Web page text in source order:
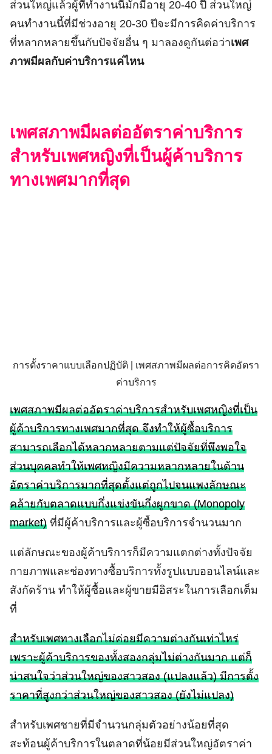
ส่วนใหญ่แล้วผู้ที่ทำงานนี้มักมีอายุ 20-40 ปี ส่วนใหญ่
คนทำงานนี้ที่มีช่วงอายุ 20-30 ปีจะมีการคิดค่าบริการ
ที่หลากหลายขึ้นกับปัจจัยอื่น ๆ มาลองดูกันต่อว่าเพศ
ภาพมีผลกับค่าบริการแค่ไหน
เพศสภาพมีผลต่ออัตราค่าบริการ
สำหรับเพศหญิงที่เป็นผู้ค้าบริการ
ทางเพศมากที่สุด
การตั้งราคาแบบเลือกปฏิบัติ | เพศสภาพมีผลต่อการคิดอัตรา
ค่าบริการ
เพศสภาพมีผลต่ออัตราค่าบริการสำหรับเพศหญิงที่เป็น
ผู้ค้าบริการทางเพศมากที่สุด จึงทำให้ผู้ซื้อบริการ
สามารถเลือกได้หลากหลายตามแต่ปัจจัยที่พึงพอใจ
ส่วนบุคคลทำให้เพศหญิงมีความหลากหลายในด้าน
อัตราค่าบริการมากที่สุดตั้งแต่ถูกไปจนแพงลักษณะ
คล้ายกับตลาดแบบกึ่งแข่งขันกึ่งผูกขาด (Monopoly
market) ที่มีผู้ค้าบริการและผู้ซื้อบริการจำนวนมาก
แต่ลักษณะของผู้ค้าบริการก็มีความแตกต่างทั้งปัจจัย
กายภาพและช่องทางซื้อบริการทั้งรูปแบบออนไลน์และ
สังกัดร้าน ทำให้ผู้ซื้อและผู้ขายมีอิสระในการเลือกเต็ม
ที่
สำหรับเพศทางเลือกไม่ค่อยมีความต่างกันเท่าไหร่
เพราะผู้ค้าบริการของทั้งสองกลุ่มไม่ต่างกันมาก แต่ก็
น่าสนใจว่าส่วนใหญ่ของสาวสอง (แปลงแล้ว) มีการตั้ง
ราคาที่สูงกว่าส่วนใหญ่ของสาวสอง (ยังไม่แปลง)
สำหรับเพศชายที่มีจำนวนกลุ่มตัวอย่างน้อยที่สุด
สะท้อนผู้ค้าบริการในตลาดที่น้อยมีส่วนใหญ่อัตราค่า